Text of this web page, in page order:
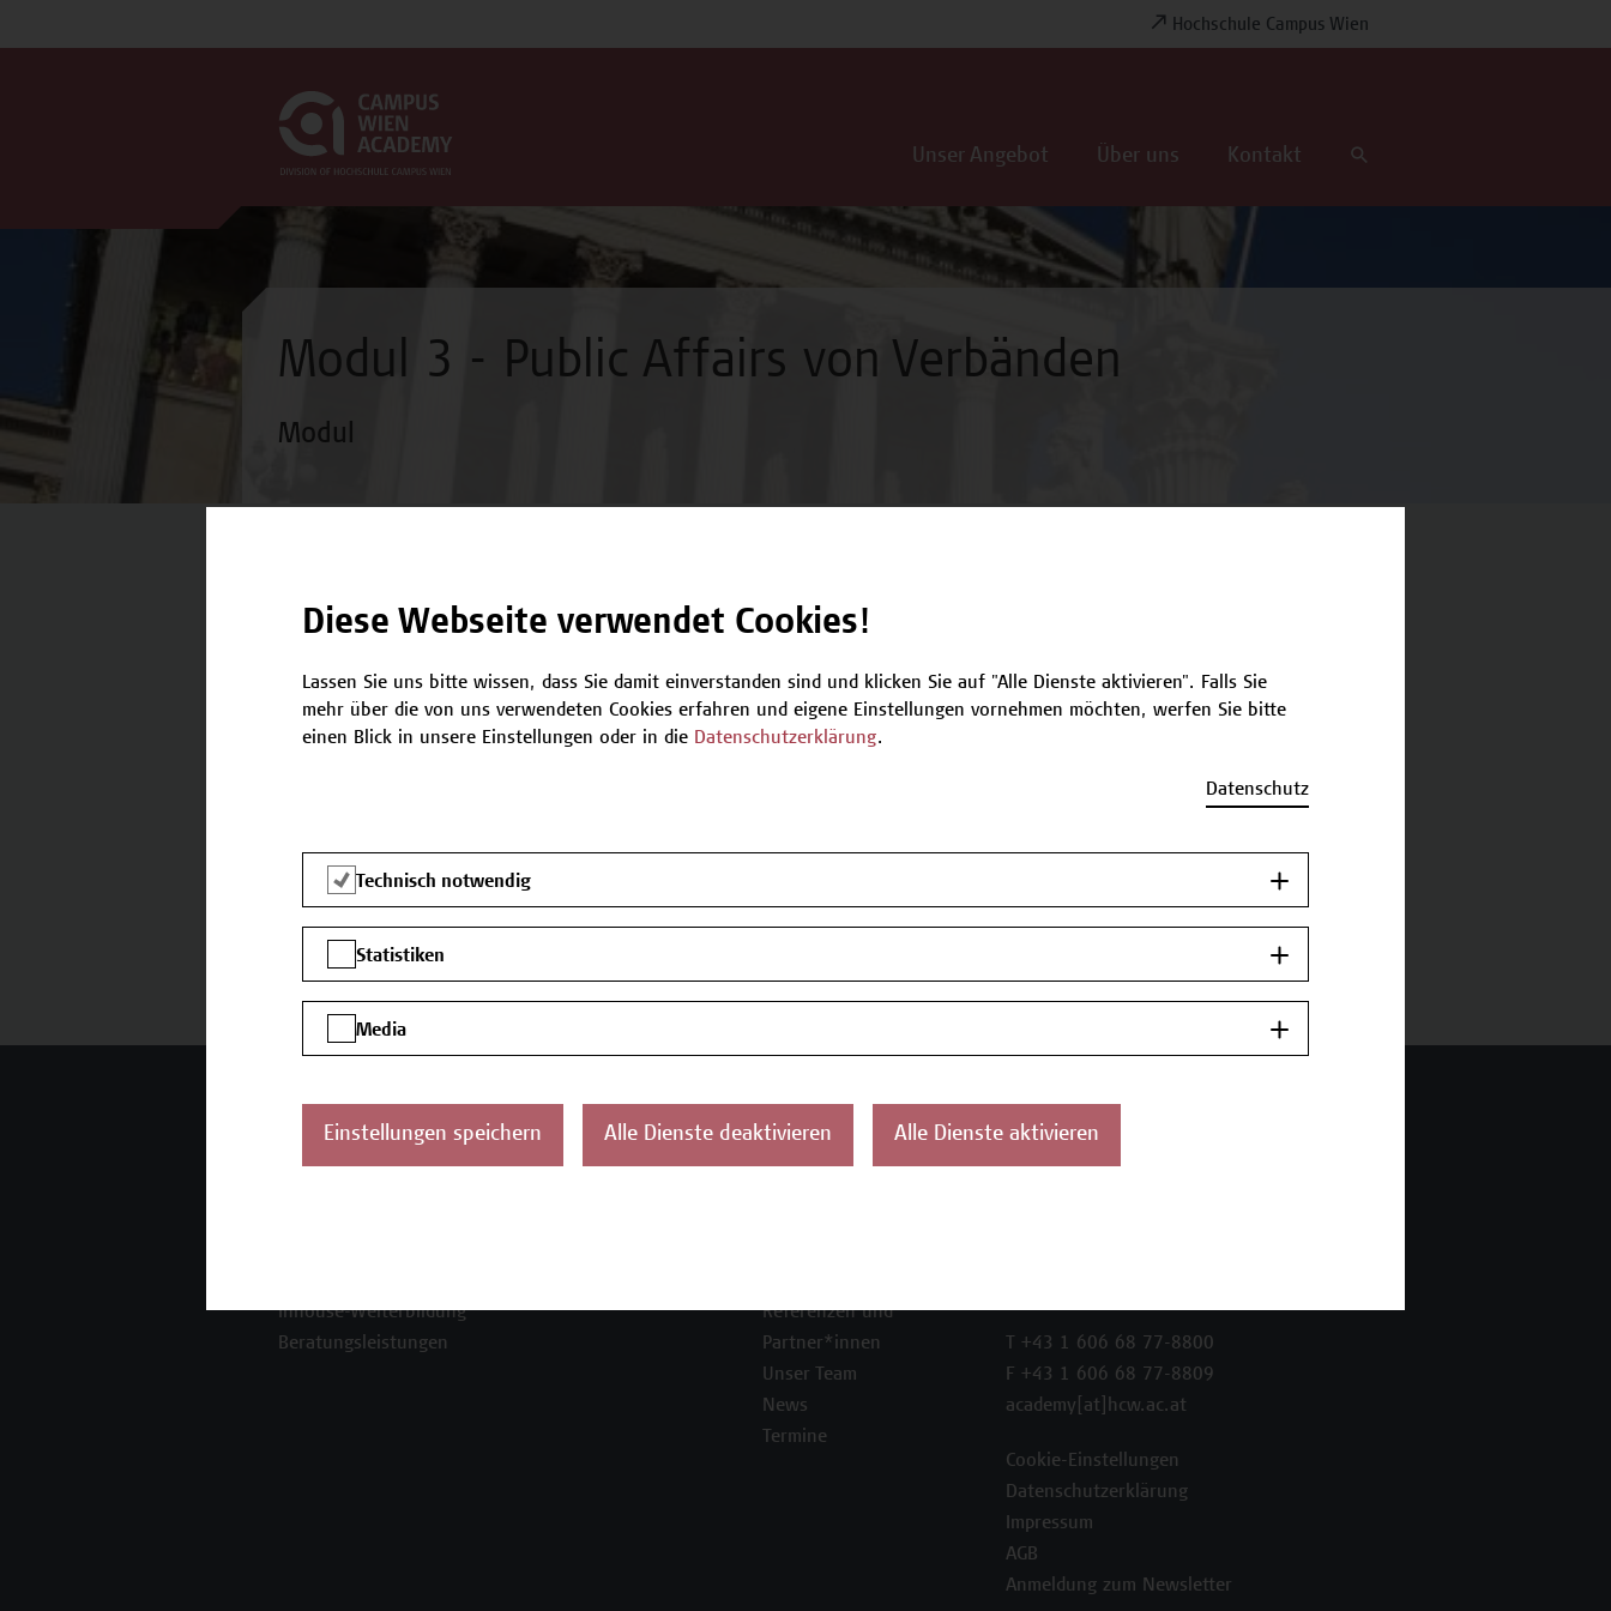
Hochschule Campus Wien
Unser Angebot Über uns Kontakt
Modul 3 - Public Affairs von Verbänden
Modul
Termine und Bewerbung
Zurück zum
Inhouse-Weiterbildung
Beratungsleistungen
Referenzen und
Partner*innen
Unser Team
News
Termine
T +43 1 606 68 77-8800
F +43 1 606 68 77-8809
academy[at]hcw.ac.at
Cookie-Einstellungen
Datenschutzerklärung
Impressum
AGB
Anmeldung zum Newsletter
Diese Webseite verwendet Cookies!
Lassen Sie uns bitte wissen, dass Sie damit einverstanden sind und klicken Sie auf "Alle Dienste aktivieren". Falls Sie
mehr über die von uns verwendeten Cookies erfahren und eigene Einstellungen vornehmen möchten, werfen Sie bitte
einen Blick in unsere Einstellungen oder in die Datenschutzerklärung.
Datenschutz
Technisch notwendig
Statistiken
Media
Einstellungen speichern Alle Dienste deaktivieren Alle Dienste aktivieren